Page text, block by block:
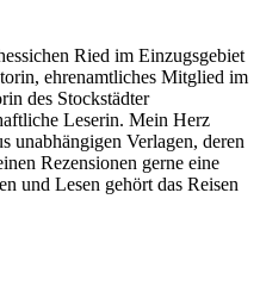
Ried im Einzugsgebiet
ehrenamtliches Mitglied im
des Stockstädter
Leserin. Mein Herz
unabhängigen Verlagen, deren
Rezensionen gerne eine
und Lesen gehört das Reisen